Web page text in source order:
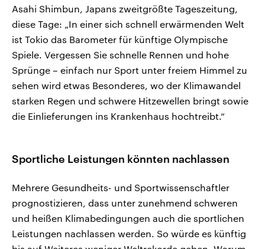
Asahi Shimbun, Japans zweitgrößte Tageszeitung,
diese Tage: „In einer sich schnell erwärmenden Welt
ist Tokio das Barometer für künftige Olympische
Spiele. Vergessen Sie schnelle Rennen und hohe
Sprünge – einfach nur Sport unter freiem Himmel zu
sehen wird etwas Besonderes, wo der Klimawandel
starken Regen und schwere Hitzewellen bringt sowie
die Einlieferungen ins Krankenhaus hochtreibt.“
Sportliche Leistungen könnten nachlassen
Mehrere Gesundheits- und Sportwissenschaftler
prognostizieren, dass unter zunehmend schweren
und heißen Klimabedingungen auch die sportlichen
Leistungen nachlassen werden. So würde es künftig